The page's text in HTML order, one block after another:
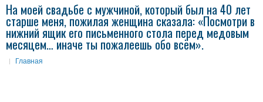
На моей свадьбе с мужчиной, который был на 40 лет
старше меня, пожилая женщина сказала: «Посмотри в
нижний ящик его письменного стола перед медовым
месяцем… иначе ты пожалеешь обо всём».
Главная